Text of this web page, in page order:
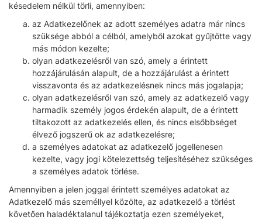
késedelem nélkül törli, amennyiben:
az Adatkezelőnek az adott személyes adatra már nincs
szüksége abból a célból, amelyből azokat gyűjtötte vagy
más módon kezelte;
olyan adatkezelésről van szó, amely a érintett
hozzájárulásán alapult, de a hozzájárulást a érintett
visszavonta és az adatkezelésnek nincs más jogalapja;
olyan adatkezelésről van szó, amely az adatkezelő vagy
harmadik személy jogos érdekén alapult, de a érintett
tiltakozott az adatkezelés ellen, és nincs elsőbbséget
élvező jogszerű ok az adatkezelésre;
a személyes adatokat az adatkezelő jogellenesen
kezelte, vagy jogi kötelezettség teljesítéséhez szükséges
a személyes adatok törlése.
Amennyiben a jelen joggal érintett személyes adatokat az
Adatkezelő más személlyel közölte, az adatkezelő a törlést
követően haladéktalanul tájékoztatja ezen személyeket,